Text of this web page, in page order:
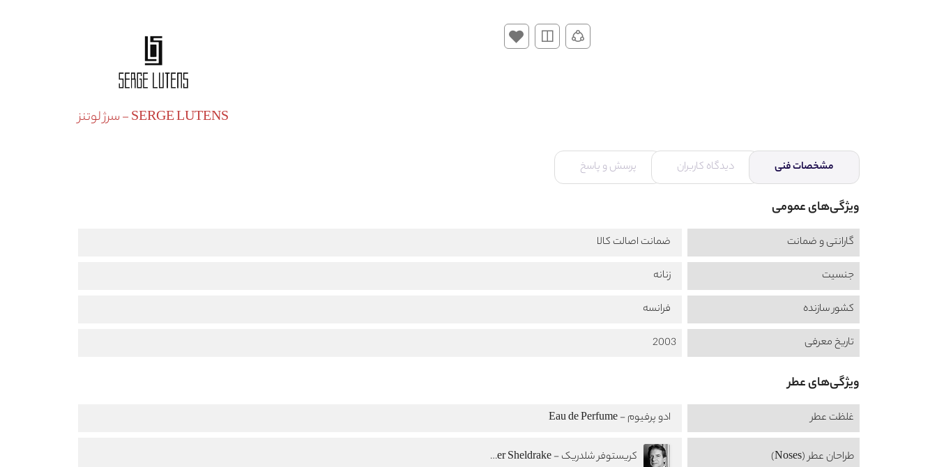
SERGE LUTENS - سرژ لوتنز
مشخصات فنی دیدگاه کاربران پرسش و پاسخ
ویژگی‌های عمومی
گارانتی و ضمانت
ضمانت اصالت کالا
جنسیت
زنانه
کشور سازنده
فرانسه
تاریخ معرفی
2003
ویژگی‌های عطر
غلظت عطر ادو پرفیوم - Eau de Perfume
طراحان عطر (Noses) کریستوفر شلدریک - Christopher Sheldrake